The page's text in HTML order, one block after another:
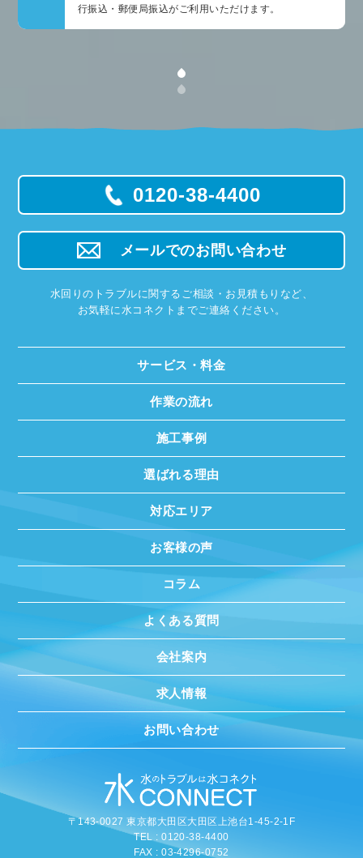
行振込・郵便局振込がご利用いただけます。
0120-38-4400
メールでのお問い合わせ
水回りのトラブルに関するご相談・お見積もりなど、
お気軽に水コネクトまでご連絡ください。
サービス・料金
作業の流れ
施工事例
選ばれる理由
対応エリア
お客様の声
コラム
よくある質問
会社案内
求人情報
お問い合わせ
〒143-0027 東京都大田区大田区上池台1-45-2-1F
TEL : 0120-38-4400
FAX : 03-4296-0752